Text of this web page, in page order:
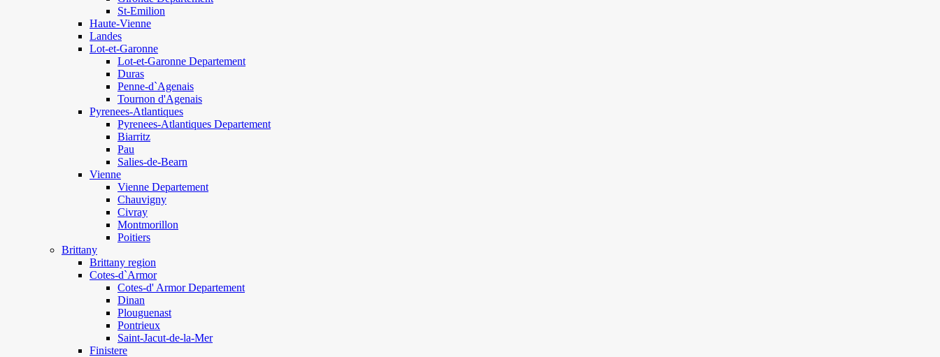
St-Emilion
Haute-Vienne
Landes
Lot-et-Garonne
Lot-et-Garonne Departement
Duras
Penne-d`Agenais
Tournon d'Agenais
Pyrenees-Atlantiques
Pyrenees-Atlantiques Departement
Biarritz
Pau
Salies-de-Bearn
Vienne
Vienne Departement
Chauvigny
Civray
Montmorillon
Poitiers
Brittany
Brittany region
Cotes-d`Armor
Cotes-d' Armor Departement
Dinan
Plouguenast
Pontrieux
Saint-Jacut-de-la-Mer
Finistere